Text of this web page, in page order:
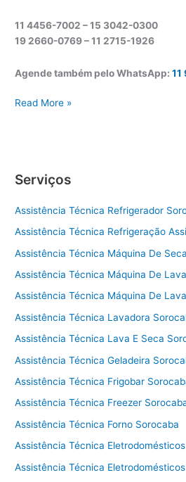
11 4456-7002 – 15 3042-0300
19 2660-0769 –11 2715-1926
Agende também pelo WhatsApp:11
A
t
n
c
a
t
n
i
a
a
d
g
a
Read More »
Serviços
Assistência Técnica Refrigerador
Assistência Técnica Refrigeração
Assistência Técnica Máquina De
Assistência Técnica Máquina De
Assistência Técnica Máquina De
Assistência Técnica Lavadora
Assistência Técnica Lava E Seca
Assistência Técnica Geladeira
Assistência Técnica Frigobar
Assistência Técnica Freezer
Assistência Técnica Forno Sorocaba
Assistência Técnica
Assistência Técnica